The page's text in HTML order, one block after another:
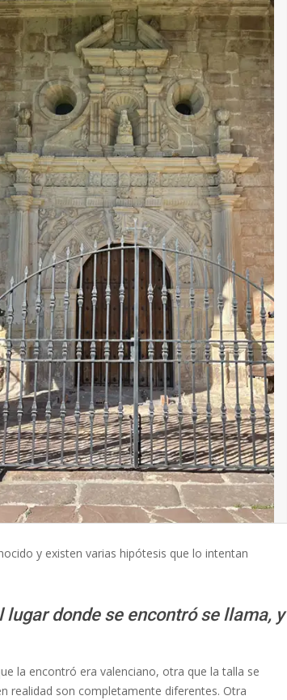
y existen varias hipótesis que lo intentan
donde se encontró se llama, y
la encontró era valenciano, otra que la talla se
realidad son completamente diferentes. Otra